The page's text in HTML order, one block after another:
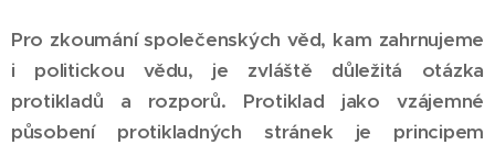
Pro zkoumání společenských věd, kam zahrnujeme
i politickou vědu, je zvláště důležitá otázka
protikladů a rozporů. Protiklad jako vzájemné
působení protikladných stránek je principem